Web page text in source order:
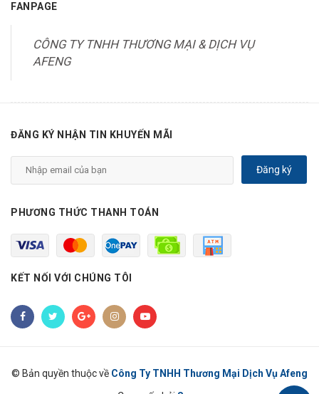
FANPAGE
CÔNG TY TNHH THƯƠNG MẠI & DỊCH VỤ
AFENG
ĐĂNG KÝ NHẬN TIN KHUYẾN MÃI
Đăng ký
PHƯƠNG THỨC THANH TOÁN
KẾT NỐI VỚI CHÚNG TÔI
© Bản quyền thuộc về Công Ty TNHH Thương Mại Dịch Vụ Afeng